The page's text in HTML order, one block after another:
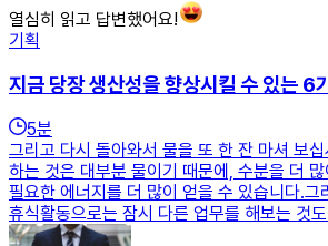
열심히 읽고 답변했어요!
기획
지금 당장 생산성을 향상시킬 수 있는 6
5분
그리고 다시 돌아와서 물을 또 한 잔 마셔 보
하는 것은 대부분 물이기 때문에, 수분을 더
필요한 에너지를 더 많이 얻을 수 있습니다.그
휴식활동으로는 잠시 다른 업무를 해보는 것